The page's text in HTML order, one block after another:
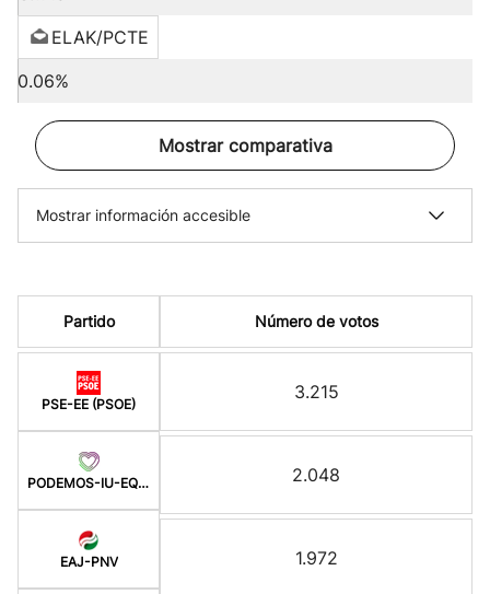
ELAK/PCTE
0.06%
Mostrar comparativa
Mostrar información accesible
Partido
PSE-EE (PSOE)
PODEMOS-IU-EQUO BERD
EAJ-PNV
Número de votos
3.215
2.048
1.972